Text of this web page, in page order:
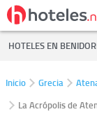
HOTELES EN
Inicio Grecia
La Acrópolis de